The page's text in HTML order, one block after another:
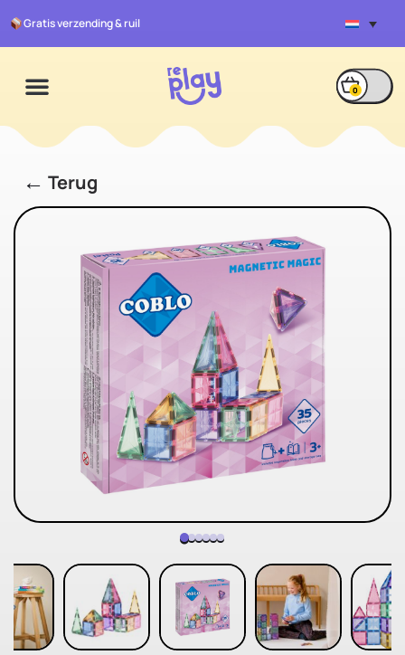
Gratis verzending & ruil
0
← Terug